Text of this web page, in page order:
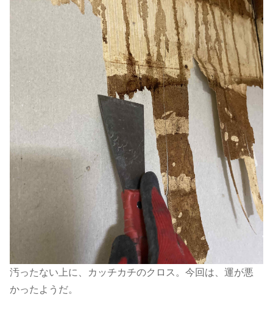
汚ったない上に、カッチカチのクロス。今回は、運が悪
かったようだ。